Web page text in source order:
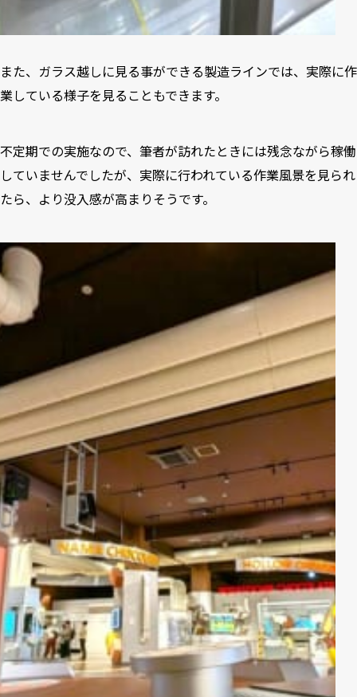
また、ガラス越しに見る事ができる製造ラインでは、実際に作
業している様子を見ることもできます。
不定期での実施なので、筆者が訪れたときには残念ながら稼働
していませんでしたが、実際に行われている作業風景を見られ
たら、より没入感が高まりそうです。